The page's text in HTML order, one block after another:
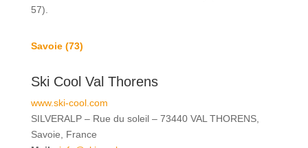
57).
Savoie (73)
Ski Cool Val Thorens
www.ski-cool.com
SILVERALP – Rue du soleil – 73440 VAL THORENS,
Savoie, France